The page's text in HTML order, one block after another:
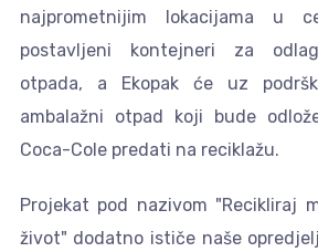
najprometnijim lokacijama u
postavljeni kontejneri za
otpada, a Ekopak će uz
ambalažni otpad koji bude
Coca-Cole predati na reciklažu.
Projekat pod nazivom "Recikliraj
život" dodatno ističe naše